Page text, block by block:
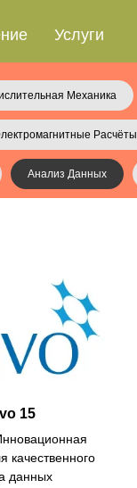
Услуги
Механика
Расчёты
Анализ Данных
15
качественного
данных